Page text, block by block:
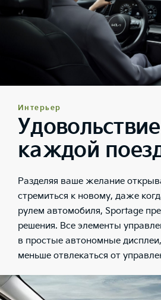
Интерьер
каждой
Разделяя ваше желание
стремиться к новому, даже
рулем автомобиля, Sportage
решения. Все элементы
в простые автономные
меньше отвлекаться от